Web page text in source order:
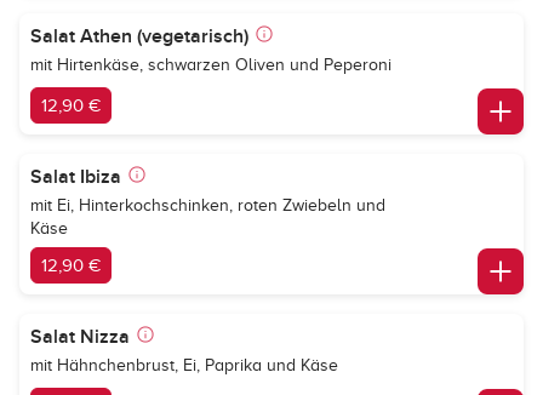
Salat Athen (vegetarisch)
mit Hirtenkäse, schwarzen Oliven und Peperoni
12,90 €
Salat Ibiza
mit Ei, Hinterkochschinken, roten Zwiebeln und
Käse
12,90 €
Salat Nizza
mit Hähnchenbrust, Ei, Paprika und Käse